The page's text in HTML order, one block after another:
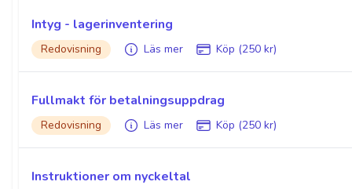
Intyg - lagerinventering
Redovisning Läs mer Köp (250 kr)
Fullmakt för betalningsuppdrag
Redovisning Läs mer Köp (250 kr)
Instruktioner om nyckeltal